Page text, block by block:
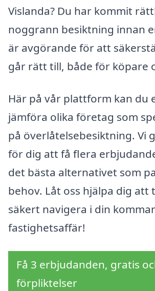
Vislanda? Du har kommit
noggrann besiktning innan
är avgörande för att
går rätt till, både för köpare
Här på vår plattform kan du
jämföra olika företag som
på överlåtelsebesiktning. Vi
för dig att få flera
det bästa alternativet som
behov. Låt oss hjälpa dig att
säkert navigera i din
fastighetsaffär!
Få 3 erbjudanden, gratis
förpliktelser